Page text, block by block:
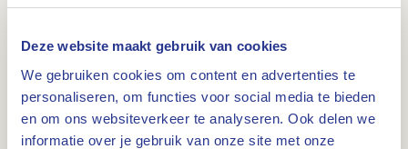
Deze website maakt gebruik van cookies
We gebruiken cookies om content en advertenties te
personaliseren, om functies voor social media te bieden
en om ons websiteverkeer te analyseren. Ook delen we
informatie over je gebruik van onze site met onze
Luzekamp, Melickerven en Herkenboscherven.
Hier wisselen heischrale graslanden, vochtige
heide en zandduinen elkaar af. Door de steile
overgangen en reliëfverschillen is de route